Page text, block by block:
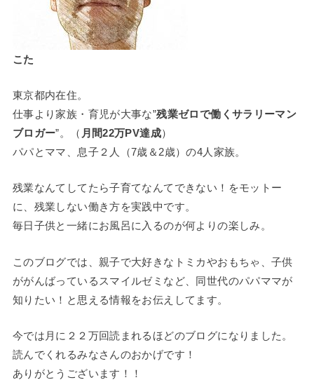
こた
東京都内在住。
仕事より家族・育児が大事な”残業ゼロで働くサラリーマン
ブロガー”。（ 月間22万PV達成）
パパとママ、息子２人（7歳＆2歳）の4人家族。
残業なんてしてたら子育てなんてできない！をモットー
に、残業しない働き方を実践中です。
毎日子供と一緒にお風呂に入るのが何よりの楽しみ。
このブログでは、親子で大好きなトミカやおもちゃ、子供
ががんばっているスマイルゼミなど、同世代のパパママが
知りたい！と思える情報をお伝えしてます。
今では月に２２万回読まれるほどのブログになりました。
読んでくれるみなさんのおかげです！
ありがとうございます！！